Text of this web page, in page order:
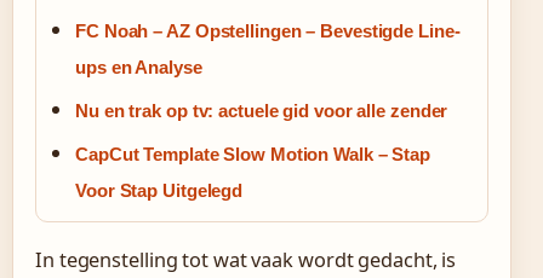
FC Noah – AZ Opstellingen – Bevestigde Line-
ups en Analyse
Nu en trak op tv: actuele gid voor alle zender
CapCut Template Slow Motion Walk – Stap
Voor Stap Uitgelegd
In tegenstelling tot wat vaak wordt gedacht, is